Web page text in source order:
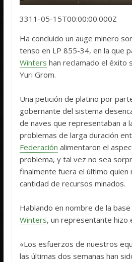
3311-05-15T00:00:00.000Z
Ha concluido un auge minero
tenso en LP 855-34, en la que
Winters han reclamado el éxito
Yuri Grom.
Una petición de platino por
gobernante del sistema
de naves que representaban a
problemas de larga duración
Federación alimentaron el
problema, y tal vez no sea
finalmente fuera el último quien
cantidad de recursos minados.
Hablando en nombre de la
Winters, un representante hizo
«Los esfuerzos de nuestros
las últimas dos semanas han